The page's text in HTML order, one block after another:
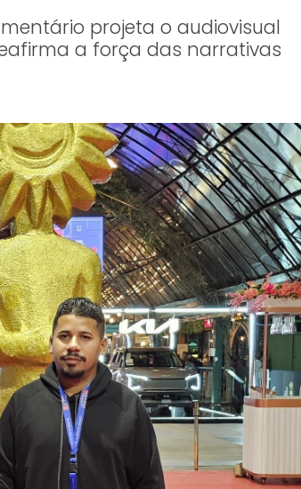
projeta o audiovisual
a força das narrativas